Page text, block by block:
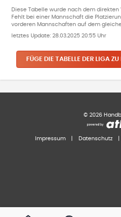
Diese Tabelle wurde nach dem direkten
Fehlt bei einer Mannschaft die
vorderen Mannschaften auf dem
letztes Update: 28.03.2025 20:55 Uhr
FÜGE DIE TABELLE DER LIGA
© 2026
Impressum Datenschutz